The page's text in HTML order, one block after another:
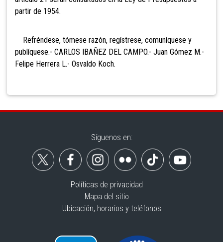
partir de 1954.
Refréndese, tómese razón, regístrese, comuníquese y
publíquese.- CARLOS IBAÑEZ DEL CAMPO.- Juan Gómez M.-
Felipe Herrera L.- Osvaldo Koch.
Síguenos en:
Políticas de privacidad
Mapa del sitio
Ubicación, horarios y teléfonos